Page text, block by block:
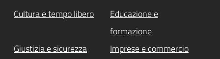
Cultura e tempo libero
Educazione e
formazione
Giustizia e sicurezza
Imprese e commercio